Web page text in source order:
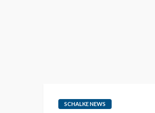
SCHALKE NEWS